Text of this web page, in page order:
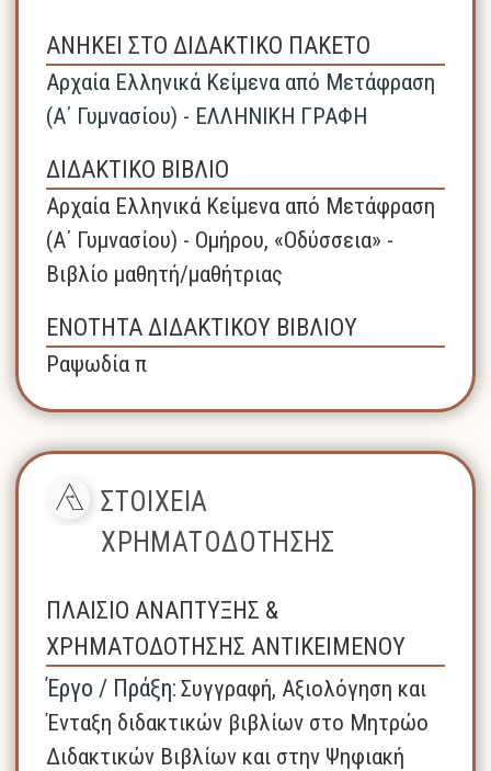
ΑΝΗΚΕΙ ΣΤΟ ΔΙΔΑΚΤΙΚΟ ΠΑΚΕΤΟ
Αρχαία Ελληνικά Κείμενα από Μετάφραση
(Α΄ Γυμνασίου) - ΕΛΛΗΝΙΚΗ ΓΡΑΦΗ
ΔΙΔΑΚΤΙΚΟ ΒΙΒΛΙΟ
Αρχαία Ελληνικά Κείμενα από Μετάφραση
(Α΄ Γυμνασίου) - Ομήρου, «Οδύσσεια» -
Βιβλίο μαθητή/μαθήτριας
ΕΝΟΤΗΤΑ ΔΙΔΑΚΤΙΚΟΥ ΒΙΒΛΙΟΥ
Ραψωδία π
ΣΤΟΙΧΕΙΑ
ΧΡΗΜΑΤΟΔΟΤΗΣΗΣ
ΠΛΑΙΣΙΟ ΑΝΑΠΤΥΞΗΣ &
ΧΡΗΜΑΤΟΔΟΤΗΣΗΣ ΑΝΤΙΚΕΙΜΕΝΟΥ
Έργο / Πράξη: Συγγραφή, Αξιολόγηση και
Ένταξη διδακτικών βιβλίων στο Μητρώο
Διδακτικών Βιβλίων και στην Ψηφιακή